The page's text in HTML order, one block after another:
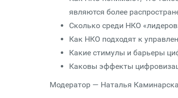
являются более
Сколько среди НКО
Как НКО подходят к
Какие стимулы и барьеры
Каковы эффекты
Модератор — Наталья